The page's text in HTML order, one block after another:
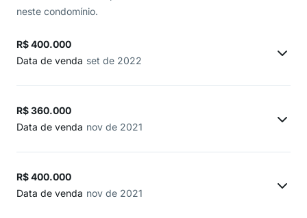
neste condomínio.
R$ 400.000
Data de venda set de 2022
R$ 360.000
Data de venda nov de 2021
R$ 400.000
Data de venda nov de 2021